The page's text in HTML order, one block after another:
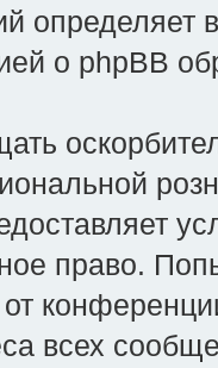
определяет
о phpBB
право.
всех